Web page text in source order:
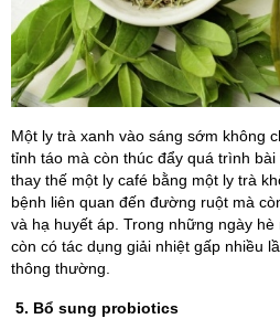
Một ly trà xanh vào sáng sớm không
tỉnh táo mà còn thúc đẩy quá trình
thay thế một ly café bằng một ly trà
bệnh liên quan đến đường ruột mà
và hạ huyết áp. Trong những ngày
còn có tác dụng giải nhiệt gấp nhiều
thông thường.
5. Bổ sung probiotics